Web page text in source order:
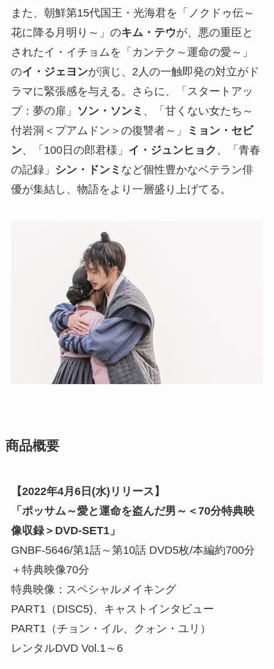
また、朝鮮第15代国王・光海君を「ノクドゥ伝～
花に降る月明り～」のキム・テウが、悪の重臣と
されたイ・イチョムを「カンテク～運命の愛～」
のイ・ジェヨンが演じ、2人の一触即発の対立がド
ラマに緊張感を与える。さらに、「スタートアッ
プ：夢の扉」 ソン・ソンミ 、「甘くない女たち～
付岩洞＜プアムドン＞の復讐者～」
ミョン・セビ
ン、「100日の郎君様」 イ・ジュンヒョク 、「青春
の記録」 シン・ドンミ など個性豊かなベテラン俳
優が集結し、物語をより一層盛り上げてる。
商品概要
【2022年4月6日(水)リリース】
「ポッサム～愛と運命を盗んだ男～＜70分特典映
像収録＞DVD-SET1」
GNBF-5646/第1話～第10話 DVD5枚/本編約700分
＋特典映像70分
特典映像：スペシャルメイキング
PART1（DISC5)、キャストインタビュー
PART1（チョン・イル、クォン・ユリ）
レンタルDVD Vol.1～6